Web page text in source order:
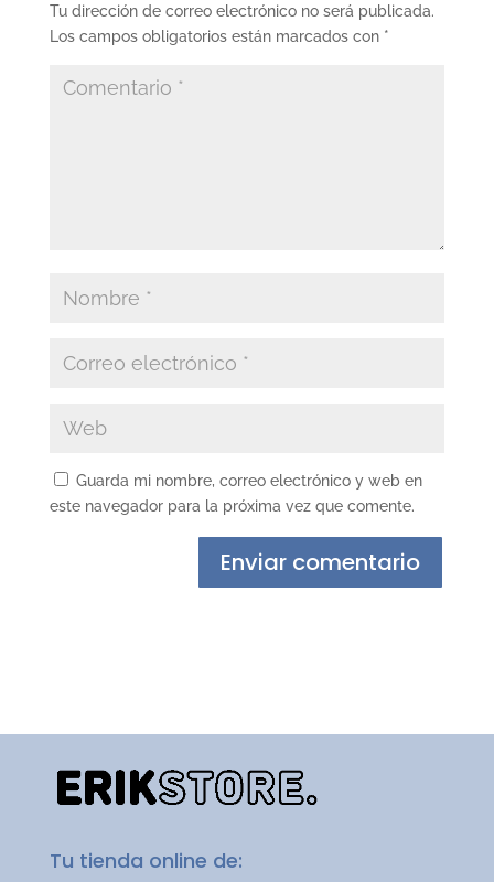
Tu dirección de correo electrónico no será publicada.
Los campos obligatorios están marcados con *
Guarda mi nombre, correo electrónico y web en
este navegador para la próxima vez que comente.
Tu tienda online de: